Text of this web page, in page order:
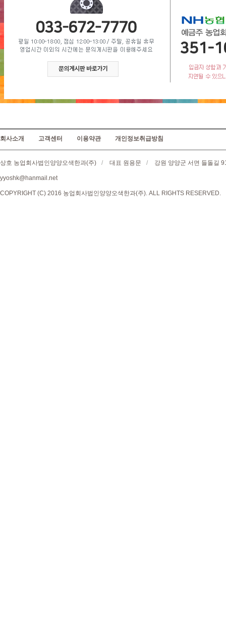
회사소개 고객센터 이용약관 개인정보취급방침
상호 농업회사법인양양오색한과(주) / 대표 원용문 / 강원 양양군 서면 들돌길
yyoshk@hanmail.net
COPYRIGHT (C) 2016 농업회사법인양양오색한과(주). ALL RIGHTS RESERVED.